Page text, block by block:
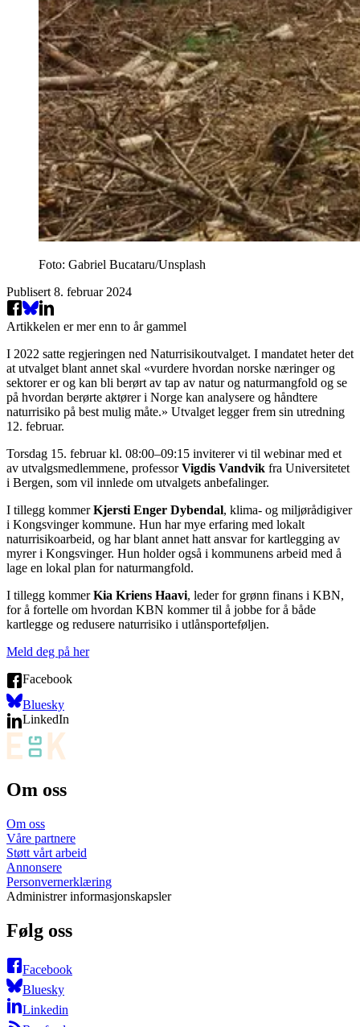
Foto: Gabriel Bucataru/Unsplash
Publisert 8. februar 2024
Artikkelen er mer enn to år gammel
I 2022 satte regjeringen ned Naturrisikoutvalget. I mandatet heter det
at utvalget blant annet skal «vurdere hvordan norske næringer og
sektorer er og kan bli berørt av tap av natur og naturmangfold og se
på hvordan berørte aktører i Norge kan analysere og håndtere
naturrisiko på best mulig måte.» Utvalget legger frem sin utredning
12. februar.
Torsdag 15. februar kl. 08:00–09:15 inviterer vi til webinar med et
av utvalgsmedlemmene, professorVigdis Vandvik fra Universitetet
i Bergen, som vil innlede om utvalgets anbefalinger.
I tillegg kommerKjersti Enger Dybendal, klima- og miljørådigiver
i Kongsvinger kommune. Hun har mye erfaring med lokalt
naturrisikoarbeid, og har blant annet hatt ansvar for kartlegging av
myrer i Kongsvinger. Hun holder også i kommunens arbeid med å
lage en lokal plan for naturmangfold.
I tillegg kommerKia Kriens Haavi, leder for grønn finans i KBN,
for å fortelle om hvordan KBN kommer til å jobbe for å både
kartlegge og redusere naturrisiko i utlånsporteføljen.
Meld deg på her
Facebook
Bluesky
LinkedIn
Om oss
Om oss
Våre partnere
Støtt vårt arbeid
Annonsere
Personvernerklæring
Administrer informasjonskapsler
Følg oss
Facebook
Bluesky
Linkedin